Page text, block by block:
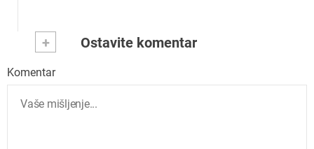
+ Ostavite komentar
Komentar